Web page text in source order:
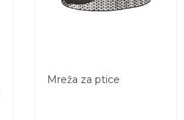
Mreža za ptice